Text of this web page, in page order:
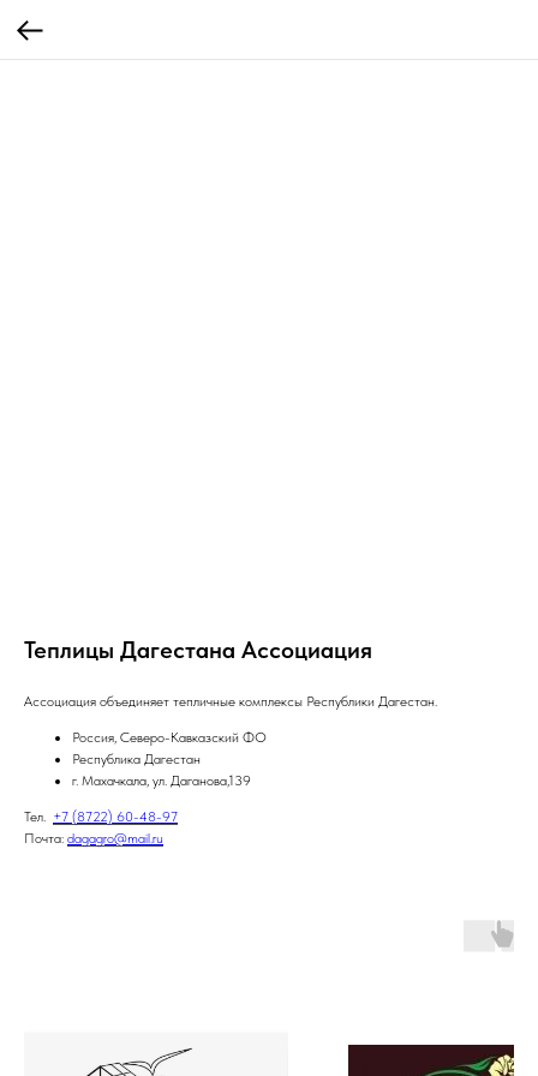
Теплицы Дагестана Ассоциация
Ассоциация объединяет тепличные комплексы Республики Дагестан.
Россия, Северо-Кавказский ФО
Республика Дагестан
г. Махачкала, ул. Даганова,139
Тел. +7 (8722) 60-48-97
Почта: dagagro@mail.ru